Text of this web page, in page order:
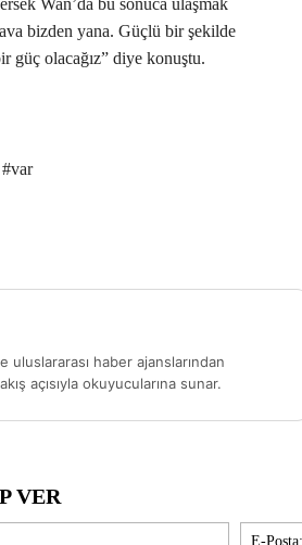
Wan’da bu sonuca ulaşmak
bizden yana. Güçlü bir şekilde
güç olacağız” diye konuştu.
#var
haber ajanslarından
açısıyla okuyucularına sunar.
VER
İsim:*